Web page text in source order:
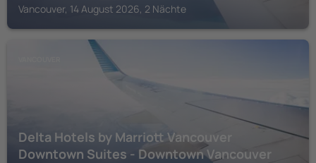
Vancouver, 14 August 2026, 2 Nächte
Delta Hotels by Marriott Vancouver
Downtown Suites - Downtown Vancouver